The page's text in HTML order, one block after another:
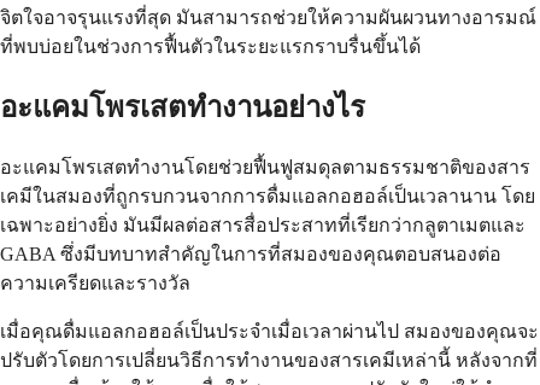
จิตใจอาจรุนแรงที่สุด มันสามารถช่วยให้ความผันผวนทางอารมณ์
ที่พบบ่อยในช่วงการฟื้นตัวในระยะแรกราบรื่นขึ้นได้
อะแคมโพรเสตทำงานอย่างไร
อะแคมโพรเสตทำงานโดยช่วยฟื้นฟูสมดุลตามธรรมชาติของสาร
เคมีในสมองที่ถูกรบกวนจากการดื่มแอลกอฮอล์เป็นเวลานาน โดย
เฉพาะอย่างยิ่ง มันมีผลต่อสารสื่อประสาทที่เรียกว่ากลูตาเมตและ
GABA ซึ่งมีบทบาทสำคัญในการที่สมองของคุณตอบสนองต่อ
ความเครียดและรางวัล
เมื่อคุณดื่มแอลกอฮอล์เป็นประจำเมื่อเวลาผ่านไป สมองของคุณจะ
ปรับตัวโดยการเปลี่ยนวิธีการทำงานของสารเคมีเหล่านี้ หลังจากที่